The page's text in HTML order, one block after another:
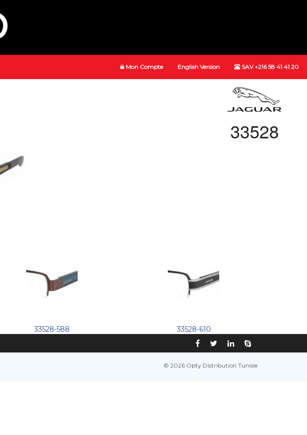
Mon Compte English Version SAV +216 58 41 41 20
33528
33528-588 33528-610
© 2026 Opty Distribution Tunisie